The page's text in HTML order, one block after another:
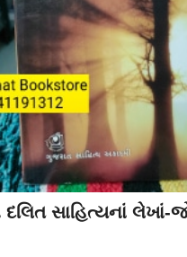
દલિત સાહિત્યનાં લેખાં-